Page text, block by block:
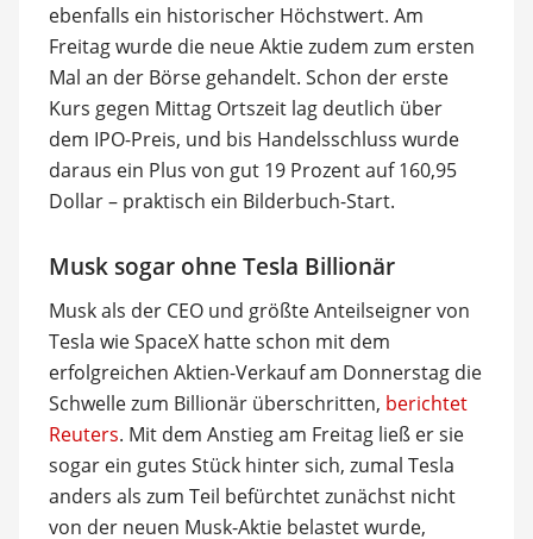
ebenfalls ein historischer Höchstwert. Am
Freitag wurde die neue Aktie zudem zum ersten
Mal an der Börse gehandelt. Schon der erste
Kurs gegen Mittag Ortszeit lag deutlich über
dem IPO-Preis, und bis Handelsschluss wurde
daraus ein Plus von gut 19 Prozent auf 160,95
Dollar – praktisch ein Bilderbuch-Start.
Musk sogar ohne Tesla Billionär
Musk als der CEO und größte Anteilseigner von
Tesla wie SpaceX hatte schon mit dem
erfolgreichen Aktien-Verkauf am Donnerstag die
Schwelle zum Billionär überschritten, berichtet
Reuters. Mit dem Anstieg am Freitag ließ er sie
sogar ein gutes Stück hinter sich, zumal Tesla
anders als zum Teil befürchtet zunächst nicht
von der neuen Musk-Aktie belastet wurde,